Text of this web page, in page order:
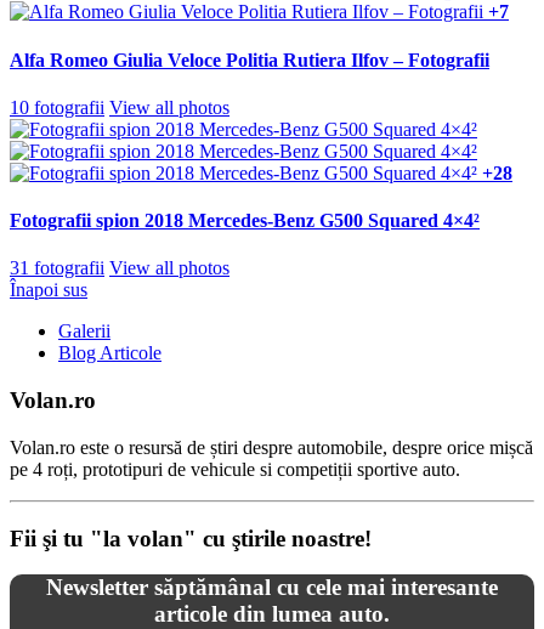
+7
Alfa Romeo Giulia Veloce Politia Rutiera Ilfov – Fotografii
10 fotografii View all photos
+28
Fotografii spion 2018 Mercedes-Benz G500 Squared 4×4²
31 fotografii View all photos
Înapoi sus
Galerii
Blog Articole
Volan.ro
Volan.ro este o resursă de știri despre automobile, despre orice mișcă
pe 4 roți, prototipuri de vehicule si competiții sportive auto.
Fii şi tu "la volan" cu ştirile noastre!
Newsletter săptămânal cu cele mai interesante
articole din lumea auto.